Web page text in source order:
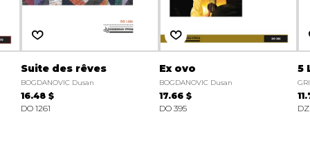
Suite des rêves
BOGDANOVIC Dusan
16.48 $
DO 1261
Ex ovo
BOGDANOVIC Dusan
17.66 $
DO 395
5
DZ